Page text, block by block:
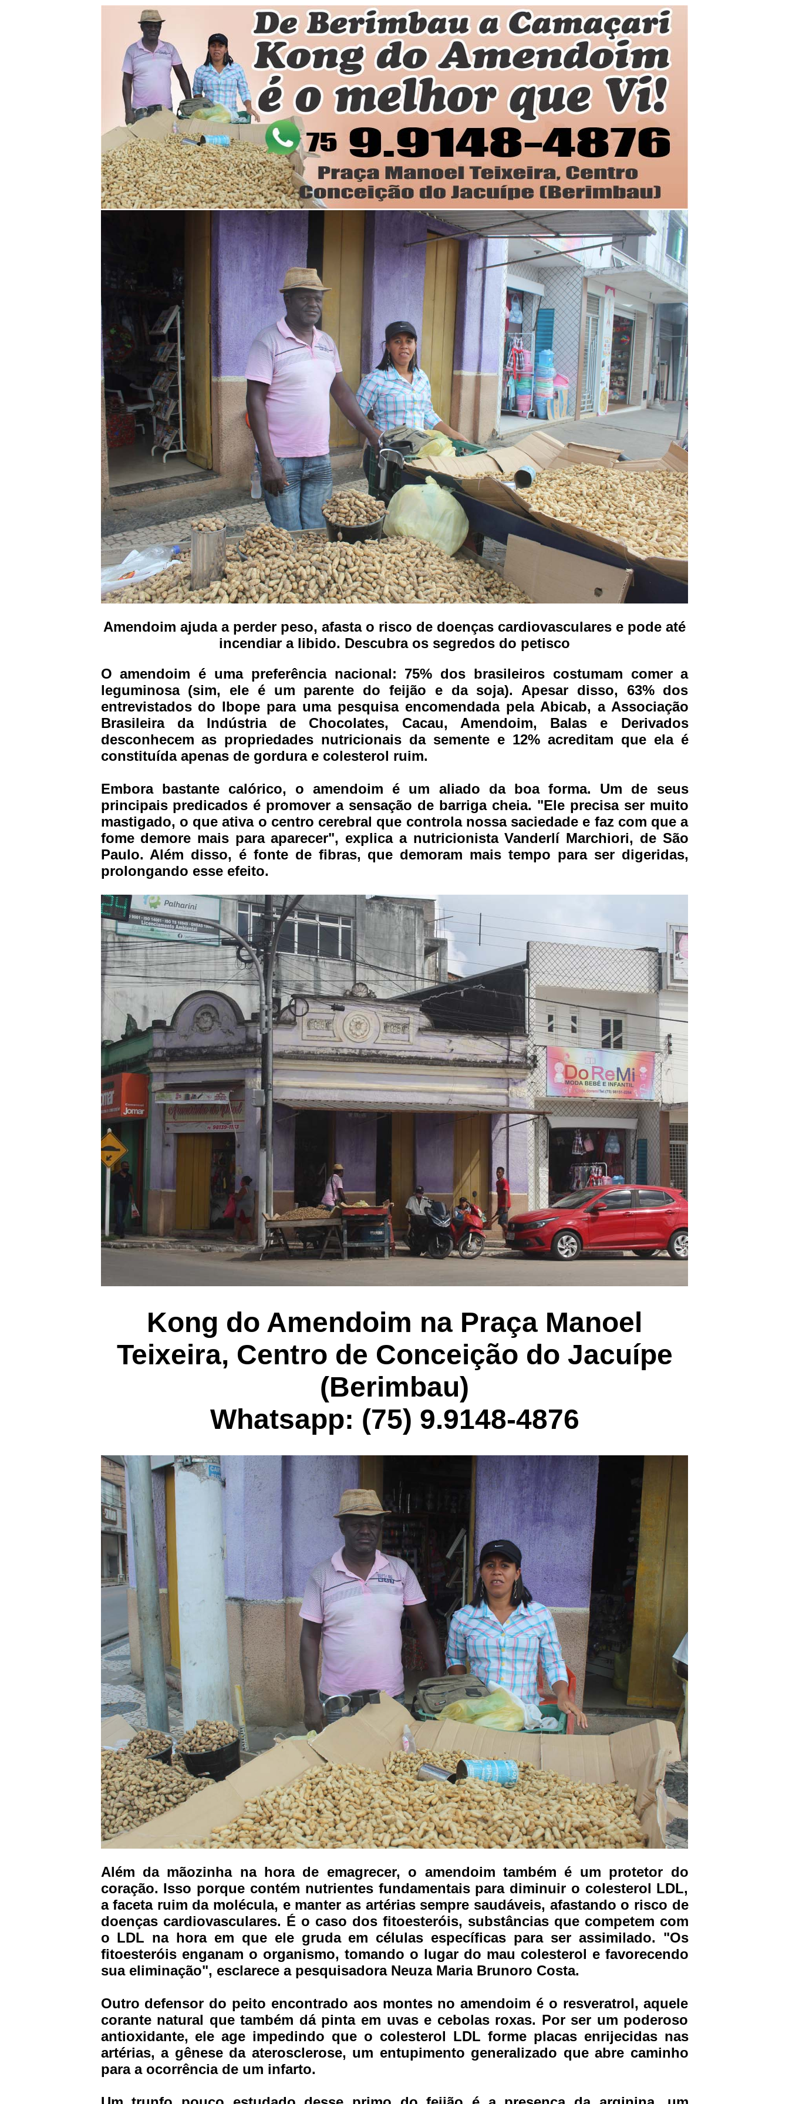
Amendoim ajuda a perder peso, afasta o risco de doenças cardiovasculares e pode até
incendiar a libido. Descubra os segredos do petisco
O amendoim é uma preferência nacional: 75% dos brasileiros costumam comer a
leguminosa (sim, ele é um parente do feijão e da soja). Apesar disso, 63% dos
entrevistados do Ibope para uma pesquisa encomendada pela Abicab, a Associação
Brasileira da Indústria de Chocolates, Cacau, Amendoim, Balas e Derivados
desconhecem as propriedades nutricionais da semente e 12% acreditam que ela é
constituída apenas de gordura e colesterol ruim.
Embora bastante calórico, o amendoim é um aliado da boa forma. Um de seus
principais predicados é promover a sensação de barriga cheia. "Ele precisa ser muito
mastigado, o que ativa o centro cerebral que controla nossa saciedade e faz com que a
fome demore mais para aparecer", explica a nutricionista Vanderlí Marchiori, de São
Paulo. Além disso, é fonte de fibras, que demoram mais tempo para ser digeridas,
prolongando esse efeito.
Kong do Amendoim na Praça Manoel
Teixeira, Centro de Conceição do Jacuípe
(Berimbau)
Whatsapp: (75) 9.9148-4876
Além da mãozinha na hora de emagrecer, o amendoim também é um protetor do
coração. Isso porque contém nutrientes fundamentais para diminuir o colesterol LDL,
a faceta ruim da molécula, e manter as artérias sempre saudáveis, afastando o risco de
doenças cardiovasculares. É o caso dos fitoesteróis, substâncias que competem com
o LDL na hora em que ele gruda em células específicas para ser assimilado. "Os
fitoesteróis enganam o organismo, tomando o lugar do mau colesterol e favorecendo
sua eliminação", esclarece a pesquisadora Neuza Maria Brunoro Costa.
Outro defensor do peito encontrado aos montes no amendoim é o resveratrol, aquele
corante natural que também dá pinta em uvas e cebolas roxas. Por ser um poderoso
antioxidante, ele age impedindo que o colesterol LDL forme placas enrijecidas nas
artérias, a gênese da aterosclerose, um entupimento generalizado que abre caminho
para a ocorrência de um infarto.